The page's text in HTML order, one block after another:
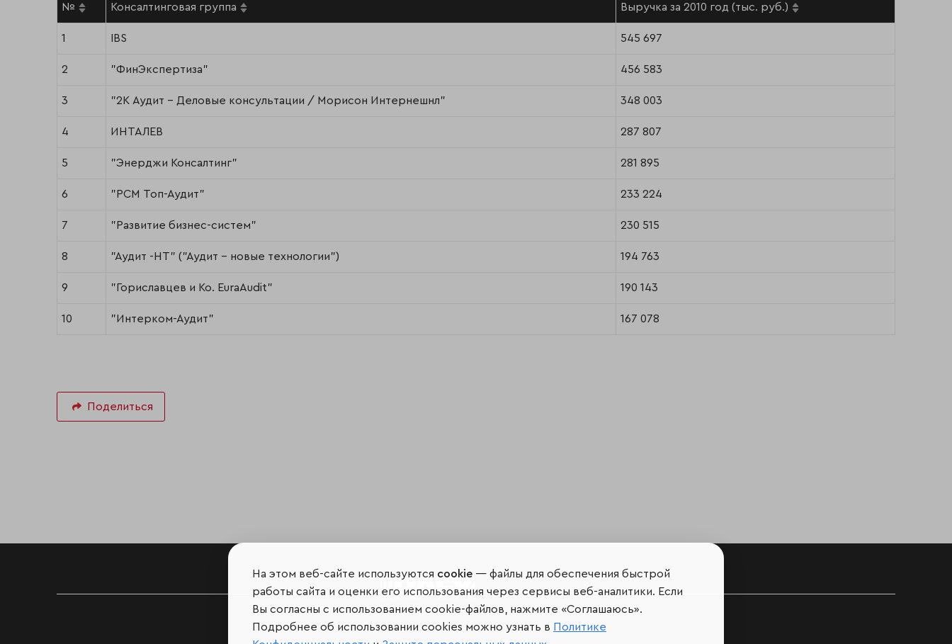
№ Консалтинговая группа Выручка за 2010 год (тыс. руб.)
1 IBS 545 697
2 "ФинЭкспертиза" 456 583
3 "2К Аудит - Деловые консультации / Морисон Интернешнл" 348 003
4 ИНТАЛЕВ 287 807
5 "Энерджи Консалтинг" 281 895
6 "РСМ Топ-Аудит" 233 224
7 "Развитие бизнес-систем" 230 515
8 "Аудит -НТ" ("Аудит - новые технологии") 194 763
9 "Гориславцев и Ко. EuraAudit" 190 143
10 "Интерком-Аудит" 167 078
Поделиться
Мир сквозь призму рейтингов
На этом веб-сайте используются cookie — файлы для обеспечения быстрой
работы сайта и оценки его использования через сервисы веб-аналитики. Если
Вы согласны с использованием cookie-файлов, нажмите «Соглашаюсь».
Подробнее об использовании cookies можно узнать в Политике